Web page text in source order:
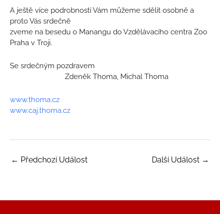
A ještě více podrobností Vám můžeme sdělit osobně a
proto Vás srdečně
zveme na besedu o Manangu do Vzdělávacího centra Zoo
Praha v Troji.
Se srdečným pozdravem
Zdeněk Thoma, Michal Thoma
www.thoma.cz
www.caj.thoma.cz
← Předchozí Událost Další Událost →